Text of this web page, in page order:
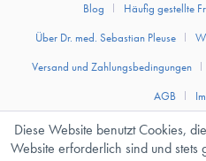
Blog Häufig gestellte
Über Dr. med. Sebastian Pleuse
Versand und Zahlungsbedingungen
AGB
Diese Website benutzt Cookies,
Website erforderlich sind und